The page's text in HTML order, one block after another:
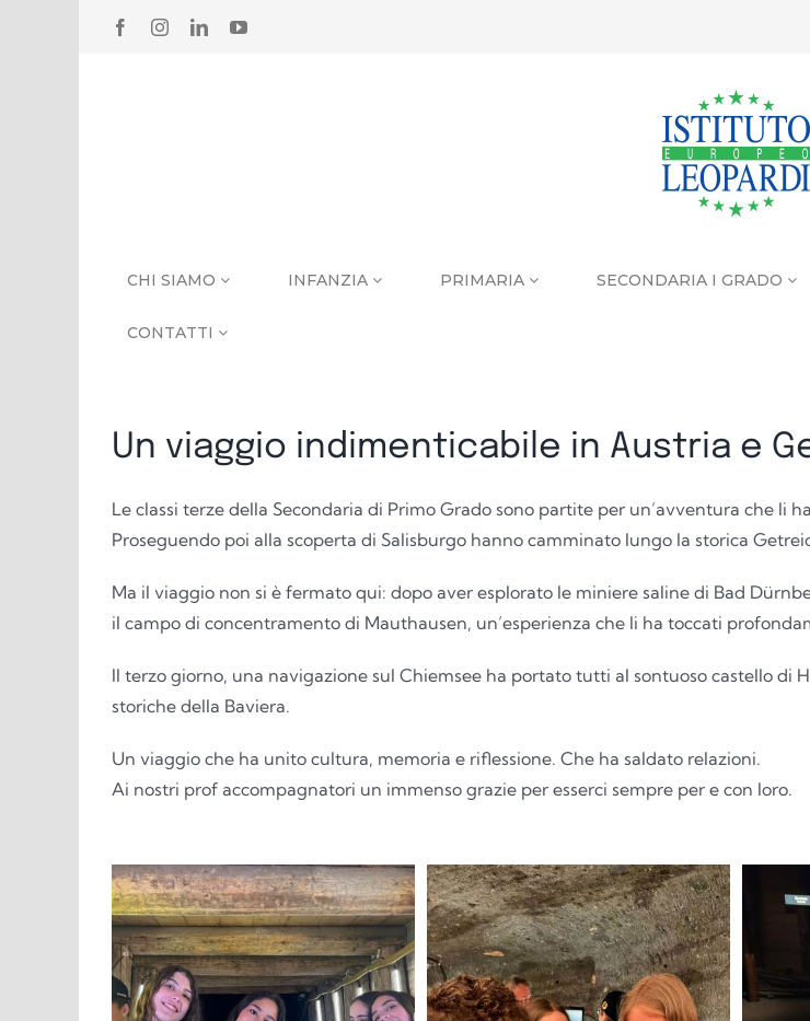
FACEBOOK
INSTAGRAM
LINKEDINYOUTUBE
CHI SIAMO INFANZIA PRIMARIA SECONDARIA I GRADO
CONTATTI
Un viaggio indimenticabile in Austria e
Le classi terze della Secondaria di Primo Grado sono partite per un’avventura che li
Proseguendo poi alla scoperta di Salisburgo hanno camminato lungo la storica
Ma il viaggio non si è fermato qui: dopo aver esplorato le miniere saline di Bad
il campo di concentramento di Mauthausen, un’esperienza che li ha toccati
Il terzo giorno, una navigazione sul Chiemsee ha portato tutti al sontuoso castello di
storiche della Baviera.
Un viaggio che ha unito cultura, memoria e riflessione. Che ha saldato relazioni.
Ai nostri prof accompagnatori un immenso grazie per esserci sempre per e con loro.